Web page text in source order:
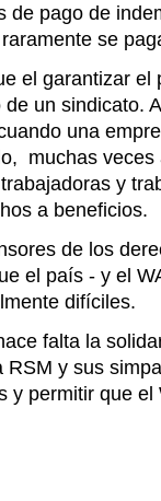
de pago de
se
el garantizar
un sindicato.
una
muchas
y
a beneficios.
de los
el país - y el
difíciles.
falta la
RSM y sus
y permitir que